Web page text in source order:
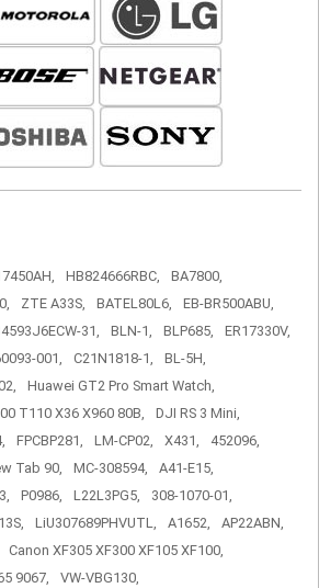
HB824666RBC,
BA7800,
ZTE A33S, BATEL80L6,
EB-BR500ABU,
31, BLN-1, BLP685,
ER17330V,
001, C21N1818-1,
BL-5H,
Huawei GT2 Pro Smart Watch,
T110 X36 X960 80B,
DJI RS 3 Mini,
FPCBP281, LM-CP02, X431,
452096,
Tab 90, MC-308594,
A41-E15,
P0986, L22L3PG5,
308-1070-01,
LiU307689PHVUTL, A1652,
AP22ABN,
Canon XF305 XF300 XF105 XF100,
9067,
VW-VBG130,